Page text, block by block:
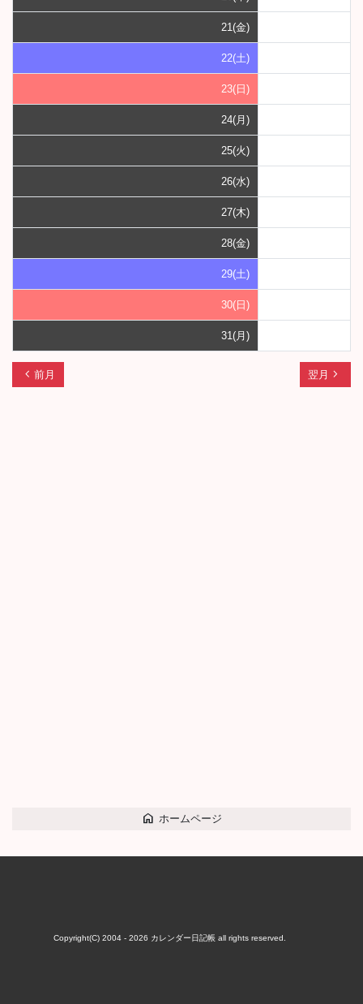
21(金)
22(土)
23(日)
24(月)
25(火)
26(水)
27(木)
28(金)
29(土)
30(日)
31(月)
chevron_left 前月 翌月 navigate_next
home ホームページ
Copyright(C) 2004 - 2026 カレンダー日記帳all rights reserved.